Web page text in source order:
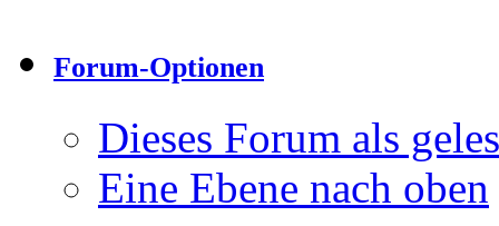
Forum-Optionen
Dieses Forum als
Eine Ebene nach oben